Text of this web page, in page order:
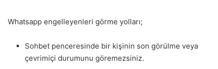
Whatsapp engelleyenleri görme yolları;
Sohbet penceresinde bir kişinin son görülme veya
çevrimiçi durumunu göremezsiniz.